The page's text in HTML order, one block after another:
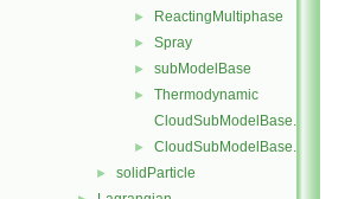
► ReactingMultiphase
► Spray
► subModelBase
►
Thermodynamic
CloudSubModelBase.C
► CloudSubModelBase.H
► solidParticle